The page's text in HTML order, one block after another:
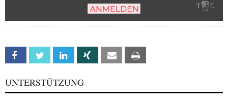
Facebook Twitter Linkedin Xing Email
UNTERSTÜTZUNG